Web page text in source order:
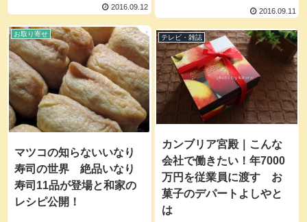
2016.09.12 2016.09.11
お取り寄せ
マツコの知らないいなり
寿司の世界 絶品いなり
寿司11品が登場と和家の
レシピ公開！
テレビ・雑誌
カンブリア宮殿｜こんな
会社で働きたい！年7000
万円を従業員に渡す お
菓子のデパートよしやと
は